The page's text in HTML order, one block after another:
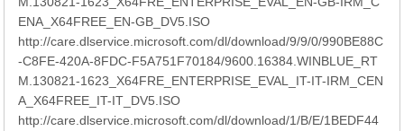
ENA_X64FREE_EN-GB_DV5.ISO
http://care.dlservice.microsoft.com/dl/download/9/9/0/990BE88C
-C8FE-420A-8FDC-F5A751F70184/9600.16384.WINBLUE_RT
M.130821-1623_X64FRE_ENTERPRISE_EVAL_IT-IT-IRM_CEN
A_X64FREE_IT-IT_DV5.ISO
http://care.dlservice.microsoft.com/dl/download/1/B/E/1BEDF44